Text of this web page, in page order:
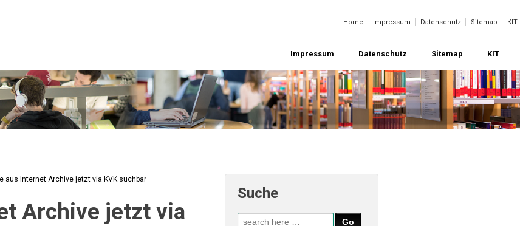
Home Impressum Datenschutz Sitemap KIT
Impressum Datenschutz Sitemap KIT
aus Internet Archive jetzt via KVK suchbar
Archive jetzt via
Suche
Suche